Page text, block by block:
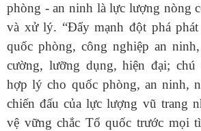
phòng - an ninh là lực lượng nòng
và xử lý. “Đẩymạnh đột phá
quốc phòng, công nghiệp an
cường, lưỡng dụng, hiện đại;
hợp lý cho quốc phòng, an ninh,
chiến đấu của lực lượng vũ trang
vệ vững chắc Tổ quốc trước mọi